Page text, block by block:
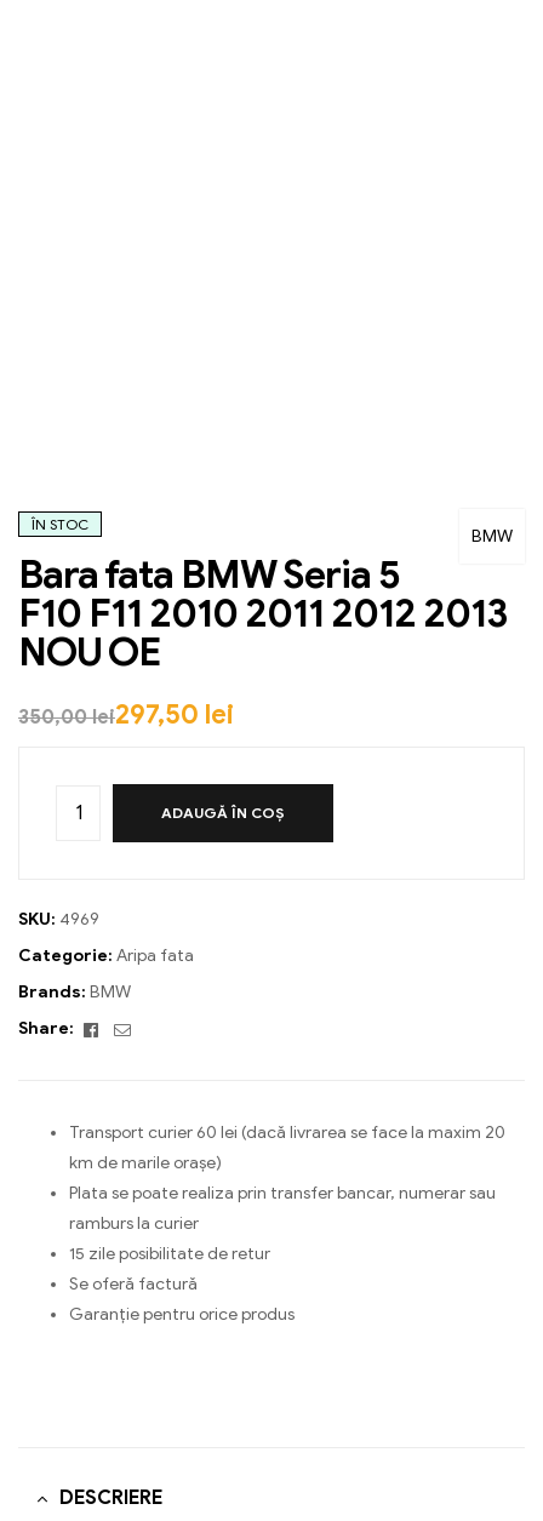
BMW
ÎN STOC
Bara fata BMW Seria 5
F10 F11 2010 2011 2012 2013
NOU OE
350,00lei297,50 lei
ADAUGĂ ÎN COȘ
SKU: 4969
Categorie: Aripa fata
Brands: BMW
Share:
Facebook
Email
Transport curier 60 lei (dacă livrarea se face la maxim 20
km de marile orașe)
Plata se poate realiza prin transfer bancar, numerar sau
ramburs la curier
15 zile posibilitate de retur
Se oferă factură
Garanție pentru orice produs
DESCRIERE